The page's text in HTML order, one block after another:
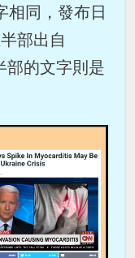
相同，發布日
部出自
部的文字則是